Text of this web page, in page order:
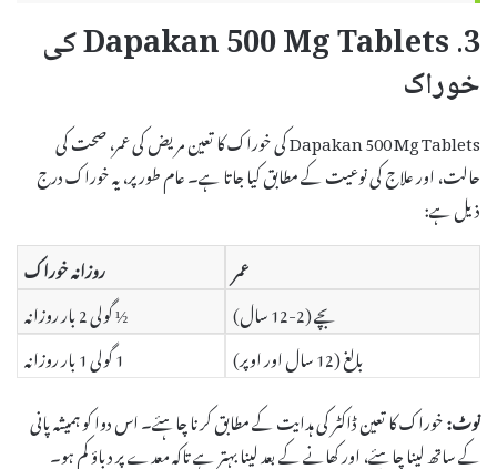
3. Dapakan 500 Mg Tablets کی
خوراک
Dapakan 500 Mg Tablets کی خوراک کا تعین مریض کی عمر، صحت کی
حالت، اور علاج کی نوعیت کے مطابق کیا جاتا ہے۔ عام طور پر، یہ خوراک درج
ذیل ہے:
عمر
روزانہ خوراک
بچے (2-12 سال)
½ گولی 2 بار روزانہ
بالغ (12 سال اور اوپر)
1 گولی 1 بار روزانہ
نوٹ:خوراک کا تعین ڈاکٹر کی ہدایت کے مطابق کرنا چاہئے۔ اس دوا کو ہمیشہ پانی
کے ساتھ لینا چاہئے، اور کھانے کے بعد لینا بہتر ہے تاکہ معدے پر دباؤ کم ہو۔